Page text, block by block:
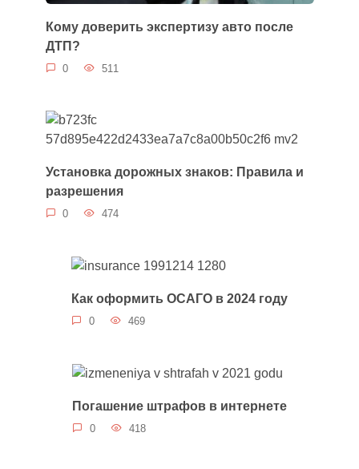
Кому доверить экспертизу авто после
ДТП?
0 511
Установка дорожных знаков: Правила и
разрешения
0 474
Как оформить ОСАГО в 2024 году
0 469
Погашение штрафов в интернете
0 418